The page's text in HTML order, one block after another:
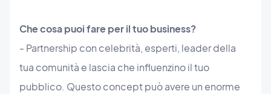
Che cosa puoi fare per il tuo business?
- Partnership con celebrità, esperti, leader della
tua comunità e lascia che influenzino il tuo
pubblico. Questo concept può avere un enorme